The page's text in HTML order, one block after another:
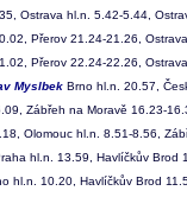
Ostrava hl.n. 5.42-5.44,
Přerov 21.24-21.26,
Přerov 22.24-22.26,
Myslbek Brno hl.n. 20.57,
Zábřeh na Moravě 16.23-
Olomouc hl.n. 8.51-8.56,
hl.n. 13.59, Havlíčkův Brod
hl.n. 10.20, Havlíčkův Brod